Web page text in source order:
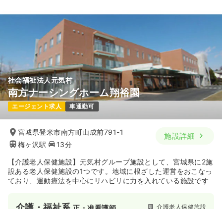
社会福祉法人元気村
南方ナーシングホーム翔裕園
エージェント求人 車通勤可
宮城県登米市南方町山成前791-1
梅ヶ沢駅
13分
施設詳細
【介護老人保健施設】元気村グループ施設として、宮城県に2施
設ある老人保健施設の1つです。地域に根ざした運営をおこなっ
ており、運動療法を中心にリハビリに力を入れている施設です
介護老人保健施設